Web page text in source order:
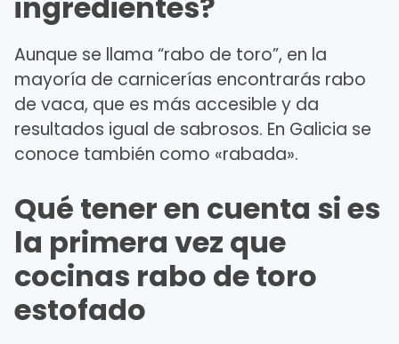
Aunque se llama “rabo de toro”, en la
mayoría de carnicerías encontrarás rabo
de vaca, que es más accesible y da
resultados igual de sabrosos. En Galicia se
conoce también como «rabada».
Qué tener en cuenta si es
la primera vez que
cocinas rabo de toro
estofado